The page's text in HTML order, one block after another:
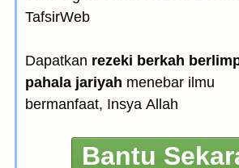
TafsirWeb
Dapatkan rezeki berkah
pahala jariyah menebar ilmu
bermanfaat, Insya Allah
Bantu